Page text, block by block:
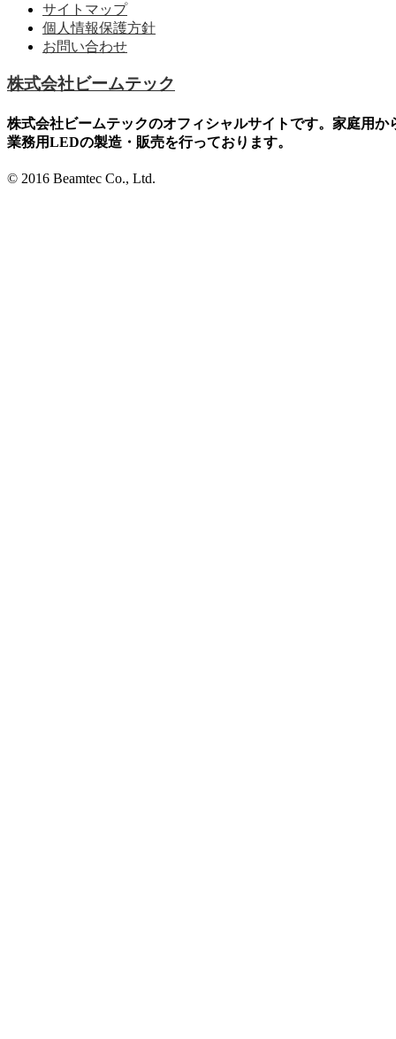
サイトマップ
個人情報保護方針
お問い合わせ
株式会社ビームテック
株式会社ビームテックのオフィシャルサイトです。家庭用か
業務用LEDの製造・販売を行っております。
© 2016 Beamtec Co., Ltd.